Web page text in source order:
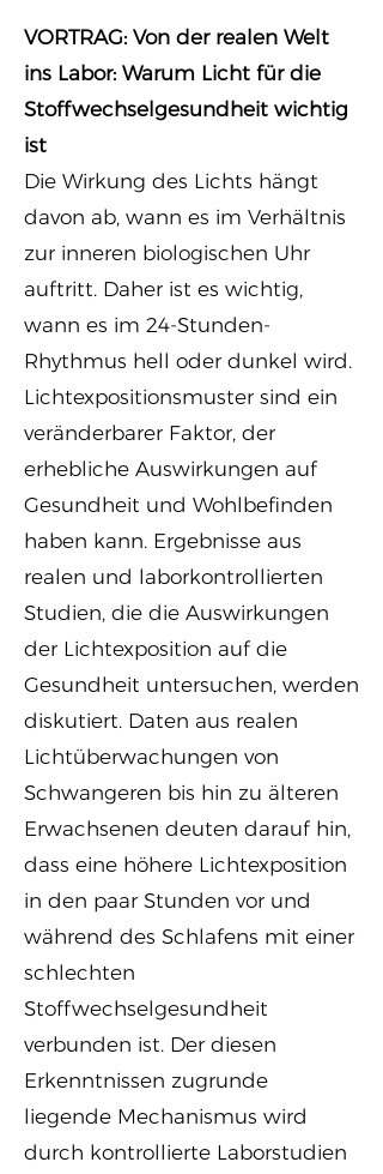
VORTRAG: Von der realen Welt
ins Labor: Warum Licht für die
Stoffwechselgesundheit wichtig
ist
Die Wirkung des Lichts hängt
davon ab, wann es im Verhältnis
zur inneren biologischen Uhr
auftritt. Daher ist es wichtig,
wann es im 24-Stunden-
Rhythmus hell oder dunkel wird.
Lichtexpositionsmuster sind ein
veränderbarer Faktor, der
erhebliche Auswirkungen auf
Gesundheit und Wohlbefinden
haben kann. Ergebnisse aus
realen und laborkontrollierten
Studien, die die Auswirkungen
der Lichtexposition auf die
Gesundheit untersuchen, werden
diskutiert. Daten aus realen
Lichtüberwachungen von
Schwangeren bis hin zu älteren
Erwachsenen deuten darauf hin,
dass eine höhere Lichtexposition
in den paar Stunden vor und
während des Schlafens mit einer
schlechten
Stoffwechselgesundheit
verbunden ist. Der diesen
Erkenntnissen zugrunde
liegende Mechanismus wird
durch kontrollierte Laborstudien